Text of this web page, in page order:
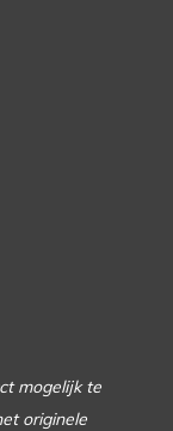
mogelijk te
originele